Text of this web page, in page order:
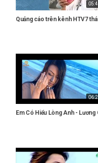
Quảng cáo trên kênh HTV7
Em Có Hiểu Lòng Anh - Lương